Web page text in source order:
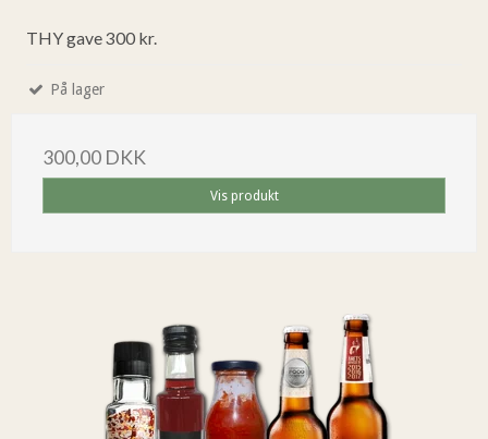
THY gave 300 kr.
På lager
300,00 DKK
Vis produkt